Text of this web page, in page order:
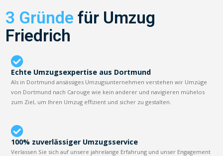
3 Gründe für Umzug
Friedrich
Echte Umzugsexpertise aus Dortmund
Als in Dortmund ansässiges Umzugsunternehmen verstehen wir Umzüge
von Dortmund nach Carouge wie kein anderer und navigieren mühelos
zum Ziel, um Ihren Umzug effizient und sicher zu gestalten.
100% zuverlässiger Umzugsservice
Verlassen Sie sich auf unsere jahrelange Erfahrung und unser Engagement